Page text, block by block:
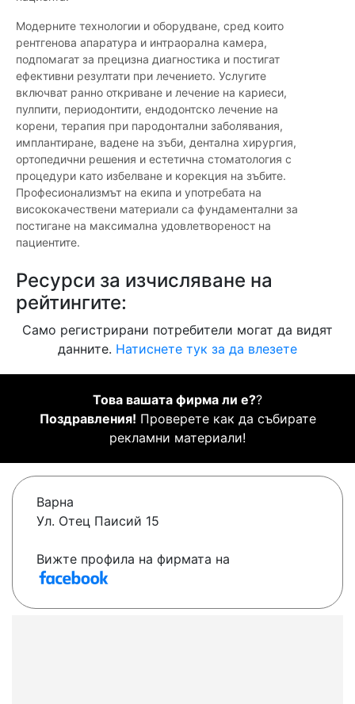
Модерните технологии и оборудване, сред които
рентгенова апаратура и интраорална камера,
подпомагат за прецизна диагностика и постигат
ефективни резултати при лечението. Услугите
включват ранно откриване и лечение на кариеси,
пулпити, периодонтити, ендодонтско лечение на
корени, терапия при пародонтални заболявания,
имплантиране, вадене на зъби, дентална хирургия,
ортопедични решения и естетична стоматология с
процедури като избелване и корекция на зъбите.
Професионализмът на екипа и употребата на
висококачествени материали са фундаментални за
постигане на максимална удовлетвореност на
пациентите.
Ресурси за изчисляване на
рейтингите:
Само регистрирани потребители могат да видят
данните. Натиснете тук за да влезете
Това вашата фирма ли е??
Поздравления! Проверете как да събирате
рекламни материали!
Варна
Ул. Отец Паисий 15
Вижте профила на фирмата на